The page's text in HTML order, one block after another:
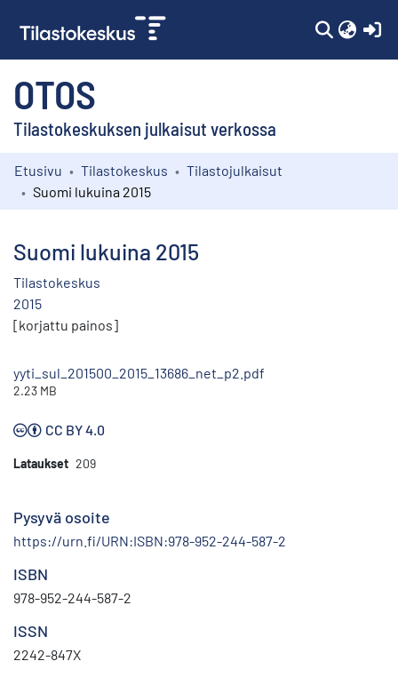
OTOS
Tilastokeskuksen julkaisut verkossa
Kokoelmat
Etusivu Tilastokeskus
Tilastojulkaisut
Suomi lukuina 2015
Suomi lukuina 2015
Tilastokeskus
2015
[korjattu painos]
yyti_sul_201500_2015_13686_net_p2.pdf
2.23 MB
CC BY 4.0
Lataukset 209
Pysyvä osoite
https://urn.fi/URN:ISBN:978-952-244-587-2
ISBN
978-952-244-587-2
ISSN
2242-847X